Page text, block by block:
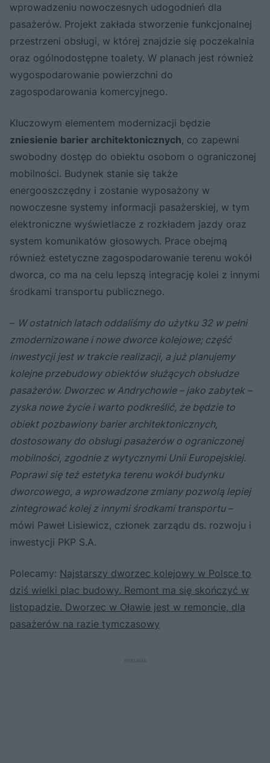
wprowadzeniu nowoczesnych udogodnień dla
pasażerów. Projekt zakłada stworzenie funkcjonalnej
przestrzeni obsługi, w której znajdzie się poczekalnia
oraz ogólnodostępne toalety. W planach jest również
wygospodarowanie powierzchni do
zagospodarowania komercyjnego.
Kluczowym elementem modernizacji będzie
zniesienie barier architektonicznych, co zapewni
swobodny dostęp do obiektu osobom o ograniczonej
mobilności. Budynek stanie się także
energooszczędny i zostanie wyposażony w
nowoczesne systemy informacji pasażerskiej, w tym
elektroniczne wyświetlacze z rozkładem jazdy oraz
system komunikatów głosowych. Prace obejmą
również estetyczne zagospodarowanie terenu wokół
dworca, co ma na celu lepszą integrację kolei z innymi
środkami transportu publicznego.
– W ostatnich latach oddaliśmy do użytku 32 w pełni
zmodernizowane i nowe dworce kolejowe; część
inwestycji jest w trakcie realizacji, a już planujemy
kolejne przebudowy obiektów służących obsłudze
pasażerów. Dworzec w Andrychowie – jako zabytek –
zyska nowe życie i warto podkreślić, że będzie to
obiekt pozbawiony barier architektonicznych,
dostosowany do obsługi pasażerów o ograniczonej
mobilności, zgodnie z wytycznymi Unii Europejskiej.
Poprawi się też estetyka terenu wokół budynku
dworcowego, a wprowadzone zmiany pozwolą lepiej
zintegrować kolej z innymi środkami transportu–
mówi Paweł Lisiewicz, członek zarządu ds. rozwoju i
inwestycji PKP S.A.
Polecamy: Najstarszy dworzec kolejowy w Polsce to
dziś wielki plac budowy. Remont ma się skończyć w
listopadzie. Dworzec w Oławie jest w remoncie, dla
pasażerów na razie tymczasowy